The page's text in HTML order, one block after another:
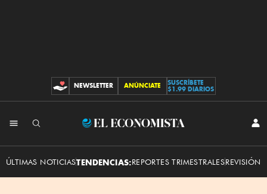
CONTRIBUCIONES
NEWSLETTER ANÚNCIATE
SUSCRÍBETE
$1.99 DIARIOS
El
ÚLTIMAS NOTICIASTENDENCIAS:REPORTES TRIMESTRALESREVISIÓN